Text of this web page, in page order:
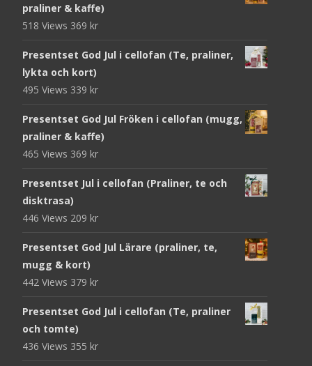
praliner & kaffe)
518 Views 369 kr
Presentset God Jul i cellofan (Te, praliner,
lykta och kort)
495 Views 339 kr
Presentset God Jul Fröken i cellofan (mugg,
praliner & kaffe)
465 Views 369 kr
Presentset Jul i cellofan (Praliner, te och
disktrasa)
446 Views 209 kr
Presentset God Jul Lärare (praliner, te,
mugg & kort)
442 Views 379 kr
Presentset God Jul i cellofan (Te, praliner
och tomte)
436 Views 355 kr